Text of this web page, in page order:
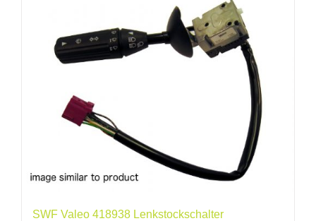
SWF Valeo 418938 Lenkstockschalter